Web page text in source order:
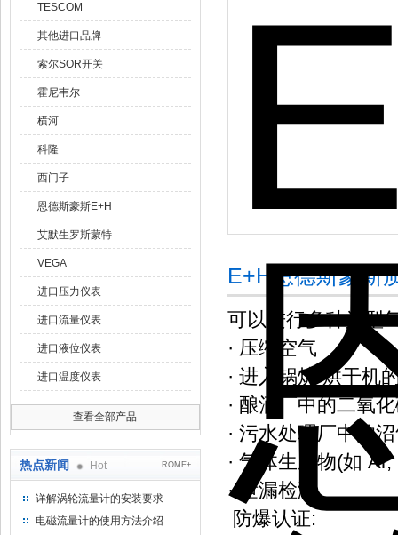
TESCOM
其他进口品牌
索尔SOR开关
霍尼韦尔
横河
科隆
西门子
恩德斯豪斯E+H
艾默生罗斯蒙特
VEGA
进口压力仪表
进口流量仪表
进口液位仪表
进口温度仪表
查看全部产品
热点新闻 Hot ROME+
详解涡轮流量计的安装要求
电磁流量计的使用方法介绍
E+H恩德斯豪斯
可以进行多种类型
· 压缩空气
· 进入锅炉/烘干机
· 酿酒厂中的二氧
· 污水处理厂中的
· 气体生成物(如
· 泄漏检测
防爆认证: